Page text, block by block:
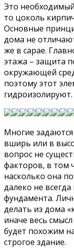
Это
то цоколь
Основные
дома не
же в сарае.
этажа – защита
окружающей
поэтому этот
гидроизолируют.
Многие
вширь или в
вопрос не
факторов, в том
насколько она
далеко не всегда
фундамента.
делать из дома
иначе весь
будет похожим
строгое здание.